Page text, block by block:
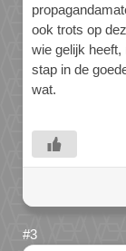
ook trots op
wie gelijk
stap in de
wat.